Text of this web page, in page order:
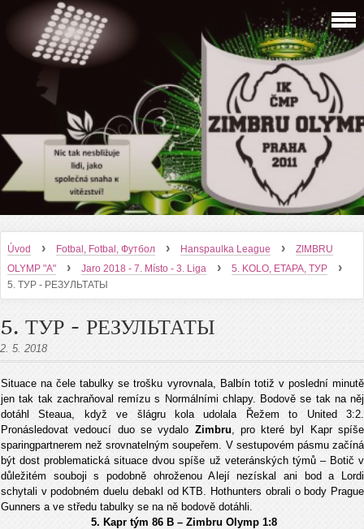
Úvod › Fotbal, Fotbal, Футбол › Hanspaulka League ›
ZIMBRU
OLYMP "A"
› Jaro 2018 - 7. Místo - 3. Liga › 5. KOLO, ETAPA, ТУР ›
5. ТУР - РЕЗУЛЬТАТЫ
5. ТУР - РЕЗУЛЬТАТЫ
2. 5. 2018
Situace na čele tabulky se trošku vyrovnala, Balbín totiž v poslední minutě
jen tak tak zachraňoval remízu s Normálními chlapy. Bodově se tak na něj
dotáhl Steaua, když ve šlágru kola udolala Řežem to United 3:2.
Pronásledovat vedoucí duo se vydalo Zimbru, pro které byl Kapr spíše
sparingpartnerem než srovnatelným soupeřem. V sestupovém pásmu začíná
být dost problematická situace dvou spíše už veteránských týmů – Botič v
důležitém souboji s podobně ohroženou Alejí nezískal ani bod a Lordi
schytali v podobném duelu debakl od KTB. Hothunters obrali o body Prague
Gunners a ve středu tabulky se na ně bodově dotáhli.
5. Kapr tým 86 B – Zimbru Olymp 1:8